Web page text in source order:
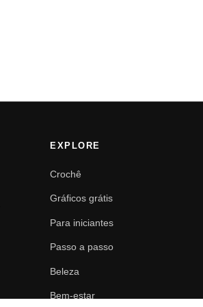
EXPLORE
Crochê
Gráficos grátis
Para iniciantes
Passo a passo
Beleza
Bem-estar